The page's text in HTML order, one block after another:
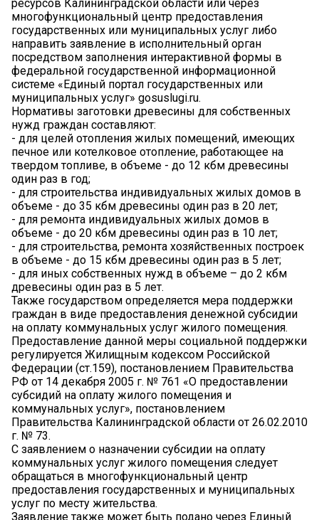
ресурсов Калининградской области или через
многофункциональный центр предоставления
государственных или муниципальных услуг либо
направить заявление в исполнительный орган
посредством заполнения интерактивной формы в
федеральной государственной информационной
системе «Единый портал государственных или
муниципальных услуг» gosuslugi.ru.
Нормативы заготовки древесины для собственных
нужд граждан составляют:
- для целей отопления жилых помещений, имеющих
печное или котелковое отопление, работающее на
твердом топливе, в объеме - до 12 кбм древесины
один раз в год;
- для строительства индивидуальных жилых домов в
объеме - до 35 кбм древесины один раз в 20 лет;
- для ремонта индивидуальных жилых домов в
объеме - до 20 кбм древесины один раз в 10 лет;
- для строительства, ремонта хозяйственных построек
в объеме - до 15 кбм древесины один раз в 5 лет;
- для иных собственных нужд в объеме – до 2 кбм
древесины один раз в 5 лет.
Также государством определяется мера поддержки
граждан в виде предоставления денежной субсидии
на оплату коммунальных услуг жилого помещения.
Предоставление данной меры социальной поддержки
регулируется Жилищным кодексом Российской
Федерации (ст.159), постановлением Правительства
РФ от 14 декабря 2005 г. № 761 «О предоставлении
субсидий на оплату жилого помещения и
коммунальных услуг», постановлением
Правительства Калининградской области от 26.02.2010
г. № 73.
С заявлением о назначении субсидии на оплату
коммунальных услуг жилого помещения следует
обращаться в многофункциональный центр
предоставления государственных и муниципальных
услуг по месту жительства.
Заявление также может быть подано через Единый